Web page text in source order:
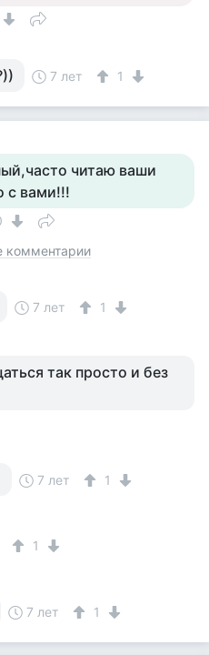
7 лет 1
читаю ваши
с вами!!!
комментарии
7 лет 1
так просто и без
7 лет 1
1
7 лет 1